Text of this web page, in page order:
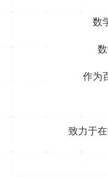
数
作为
致力于